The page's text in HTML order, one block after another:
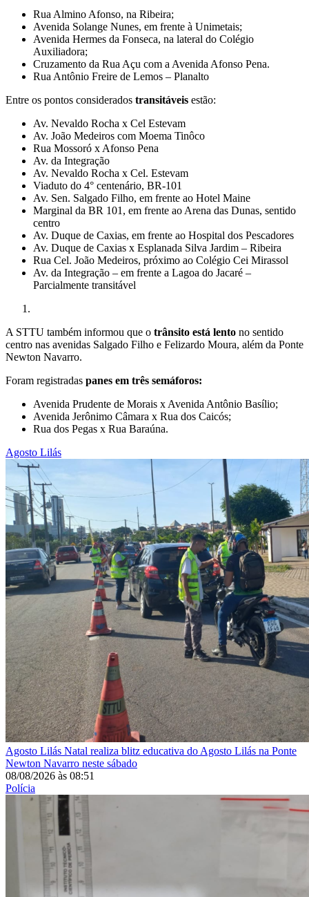
Rua Almino Afonso, na Ribeira;
Avenida Solange Nunes, em frente à Unimetais;
Avenida Hermes da Fonseca, na lateral do Colégio
Auxiliadora;
Cruzamento da Rua Açu com a Avenida Afonso Pena.
Rua Antônio Freire de Lemos – Planalto
Entre os pontos considerados transitáveis estão:
Av. Nevaldo Rocha x Cel Estevam
Av. João Medeiros com Moema Tinôco
Rua Mossoró x Afonso Pena
Av. da Integração
Av. Nevaldo Rocha x Cel. Estevam
Viaduto do 4° centenário, BR-101
Av. Sen. Salgado Filho, em frente ao Hotel Maine
Marginal da BR 101, em frente ao Arena das Dunas, sentido
centro
Av. Duque de Caxias, em frente ao Hospital dos Pescadores
Av. Duque de Caxias x Esplanada Silva Jardim – Ribeira
Rua Cel. João Medeiros, próximo ao Colégio Cei Mirassol
Av. da Integração – em frente a Lagoa do Jacaré –
Parcialmente transitável
A STTU também informou que o trânsito está lento no sentido
centro nas avenidas Salgado Filho e Felizardo Moura, além da Ponte
Newton Navarro.
Foram registradas panes em três semáforos:
Avenida Prudente de Morais x Avenida Antônio Basílio;
Avenida Jerônimo Câmara x Rua dos Caicós;
Rua dos Pegas x Rua Baraúna.
Agosto Lilás
Agosto Lilás Natal realiza blitz educativa do Agosto Lilás na Ponte
Newton Navarro neste sábado
08/08/2026 às 08:51
Polícia